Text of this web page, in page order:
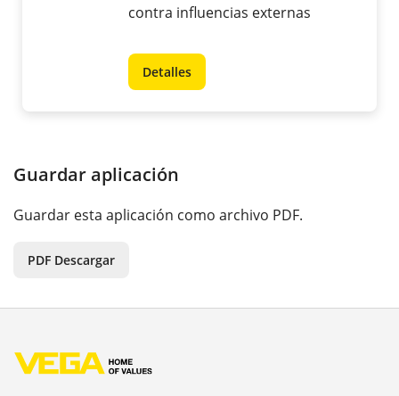
contra influencias externas
Detalles
Guardar aplicación
Guardar esta aplicación como archivo PDF.
PDF Descargar